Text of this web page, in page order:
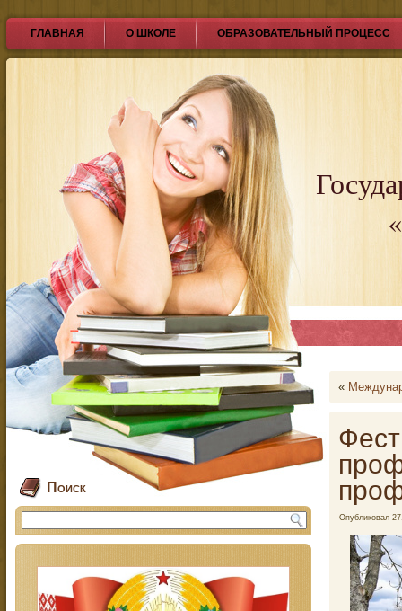
ГЛАВНАЯ О ШКОЛЕ ОБРАЗОВАТЕЛЬНЫЙ ПРОЦЕСС
Поиск
«
Опубликовал